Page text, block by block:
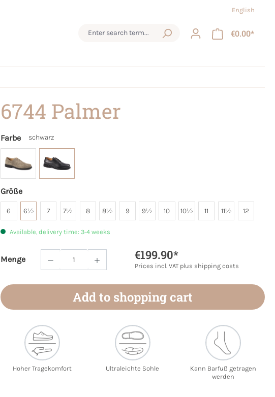
English
€0.00*
6744 Palmer
Farbe schwarz
Größe
6 6½ 7 7½ 8 8½ 9 9½ 10 10½ 11 11½ 12
Available, delivery time: 3-4 weeks
Menge
Product Quantity: Enter the desired amount or
€199.90*
Prices incl. VAT plus shipping costs
Add to shopping cart
Hoher Tragekomfort Ultraleichte Sohle
Kann Barfuß getragen
werden